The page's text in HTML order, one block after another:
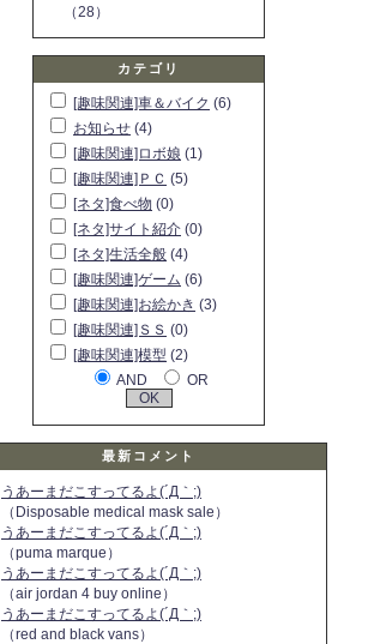
（28）
カテゴリ
[趣味関連]車＆バイク (6)
お知らせ (4)
[趣味関連]ロボ娘 (1)
[趣味関連]ＰＣ (5)
[ネタ]食べ物 (0)
[ネタ]サイト紹介 (0)
[ネタ]生活全般 (4)
[趣味関連]ゲーム (6)
[趣味関連]お絵かき (3)
[趣味関連]ＳＳ (0)
[趣味関連]模型 (2)
AND
OR
最新コメント
うあーまだこすってるよ(´Д｀;)
（Disposable medical mask sale）
うあーまだこすってるよ(´Д｀;)
（puma marque）
うあーまだこすってるよ(´Д｀;)
（air jordan 4 buy online）
うあーまだこすってるよ(´Д｀;)
（red and black vans）